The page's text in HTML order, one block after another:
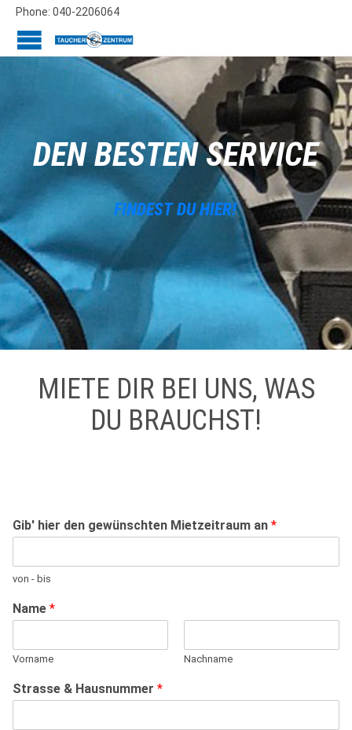
Phone: 040-2206064
DEN BESTEN SERVICE
FINDEST DU HIER!
MIETE DIR BEI UNS, WAS
DU BRAUCHST!
Gib' hier den gewünschten Mietzeitraum an *
von - bis
Name *
Vorname Nachname
Strasse & Hausnummer *